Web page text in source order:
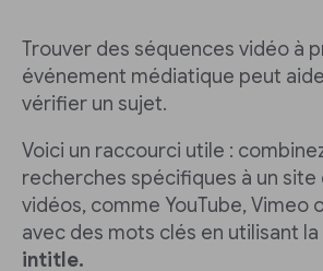
Trouver des séquences vidéo à
événement médiatique peut
vérifier un sujet.
Voici un raccourci utile :
recherches spécifiques à un
vidéos, comme YouTube, Vimeo
avec des mots clés en utilisant
intitle.